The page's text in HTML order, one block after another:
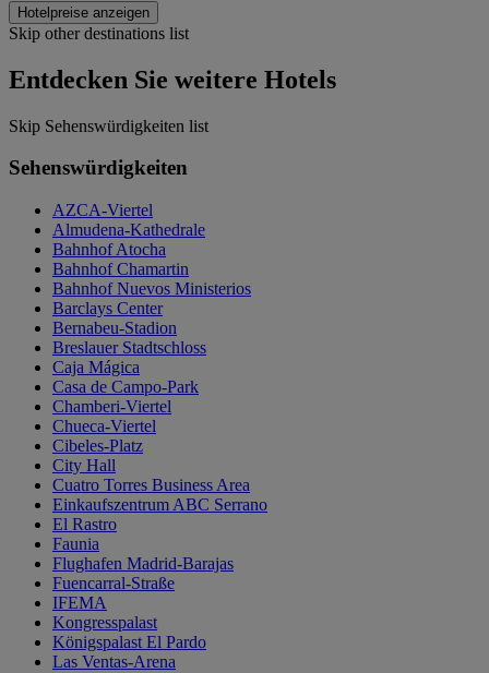
Hotelpreise anzeigen
Skip other destinations list
Entdecken Sie weitere Hotels
Skip Sehenswürdigkeiten list
Sehenswürdigkeiten
AZCA-Viertel
Almudena-Kathedrale
Bahnhof Atocha
Bahnhof Chamartin
Bahnhof Nuevos Ministerios
Barclays Center
Bernabeu-Stadion
Breslauer Stadtschloss
Caja Mágica
Casa de Campo-Park
Chamberi-Viertel
Chueca-Viertel
Cibeles-Platz
City Hall
Cuatro Torres Business Area
Einkaufszentrum ABC Serrano
El Rastro
Faunia
Flughafen Madrid-Barajas
Fuencarral-Straße
IFEMA
Kongresspalast
Königspalast El Pardo
Las Ventas-Arena